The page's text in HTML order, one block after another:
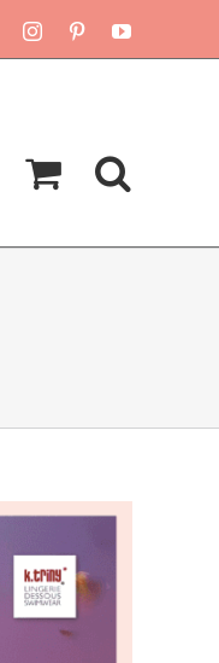
FacebookInstagram
Pinterest